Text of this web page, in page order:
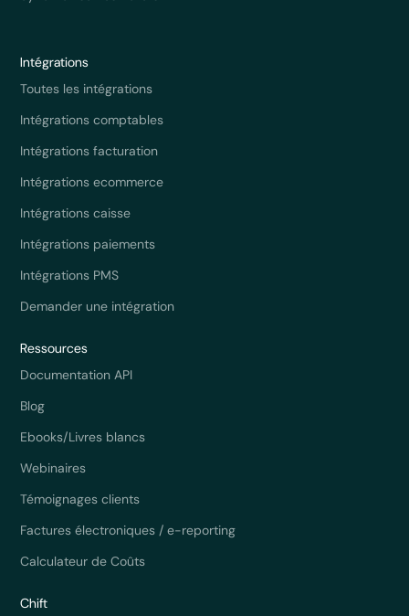
Intégrations
Toutes les intégrations
Intégrations comptables
Intégrations facturation
Intégrations ecommerce
Intégrations caisse
Intégrations paiements
Intégrations PMS
Demander une intégration
Ressources
Documentation API
Blog
Ebooks/Livres blancs
Webinaires
Témoignages clients
Factures électroniques / e-reporting
Calculateur de Coûts
Chift